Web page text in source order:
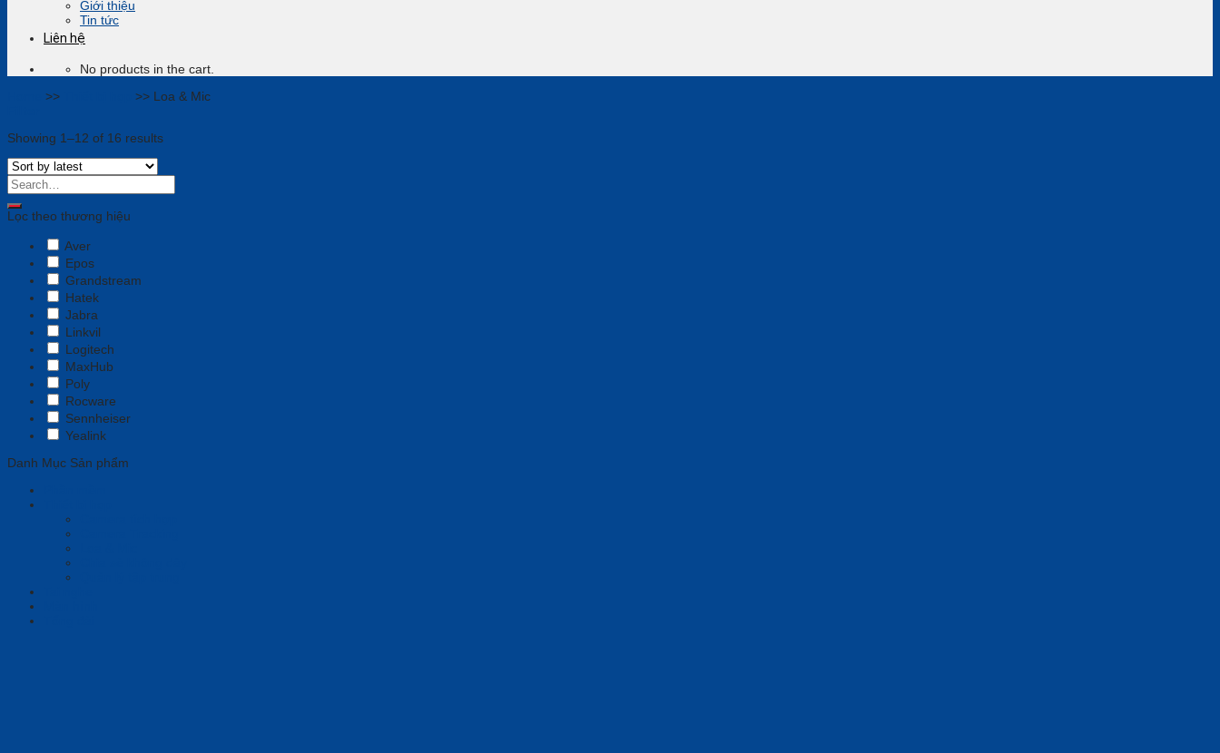
Giới thiệu
Tin tức
Liên hệ
No products in the cart.
>> >> Loa & Mic
Showing 1–12 of 16 results
Lọc theo thương hiệu
Aver
Epos
Grandstream
Hatek
Jabra
Linkvil
Logitech
MaxHub
Poly
Rocware
Sennheiser
Yealink
Danh Mục Sản phẩm